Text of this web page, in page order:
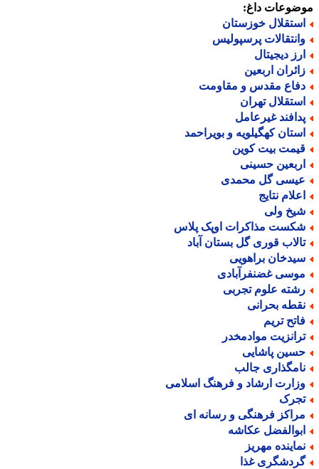
داغ:
خوزستان
پرسپولیس
دیجیتال
اربعین
مقدس و مقاومت
تهران
غیرعامل
کهگیلویه و بویراحمد
بیت کوین
حسینی
گل محمدی
نتایج
ولی
مذاکرات اوپک پلاس
قوری گل بستان آباد
براهویی
غضنفرآبادی
علوم تجربی
بحرانی
تریم
موادمخدر
پاشایی
جالب
ارشاد و فرهنگ اسلامی
فرهنگی و رسانه ای
عکاشه
مهریز
غذا